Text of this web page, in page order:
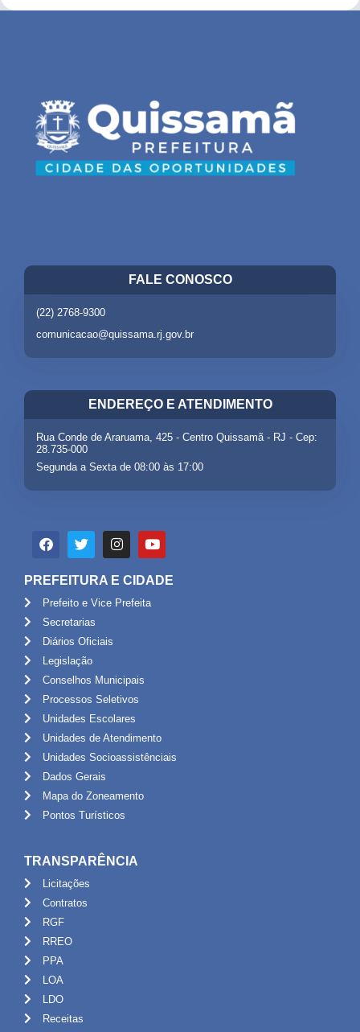
FALE CONOSCO
(22) 2768-9300
comunicacao@quissama.rj.gov.br
ENDEREÇO E ATENDIMENTO
Rua Conde de Araruama, 425 - Centro Quissamã - RJ - Cep:
28.735-000
Segunda a Sexta de 08:00 às 17:00
PREFEITURA E CIDADE
Prefeito e Vice Prefeita
Secretarias
Diários Oficiais
Legislação
Conselhos Municipais
Processos Seletivos
Unidades Escolares
Unidades de Atendimento
Unidades Socioassistênciais
Dados Gerais
Mapa do Zoneamento
Pontos Turísticos
TRANSPARÊNCIA
Licitações
Contratos
RGF
RREO
PPA
LOA
LDO
Receitas